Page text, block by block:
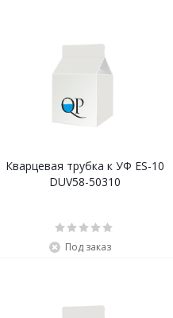
Кварцевая трубка к УФ ES-10
DUV58-50310
Под заказ